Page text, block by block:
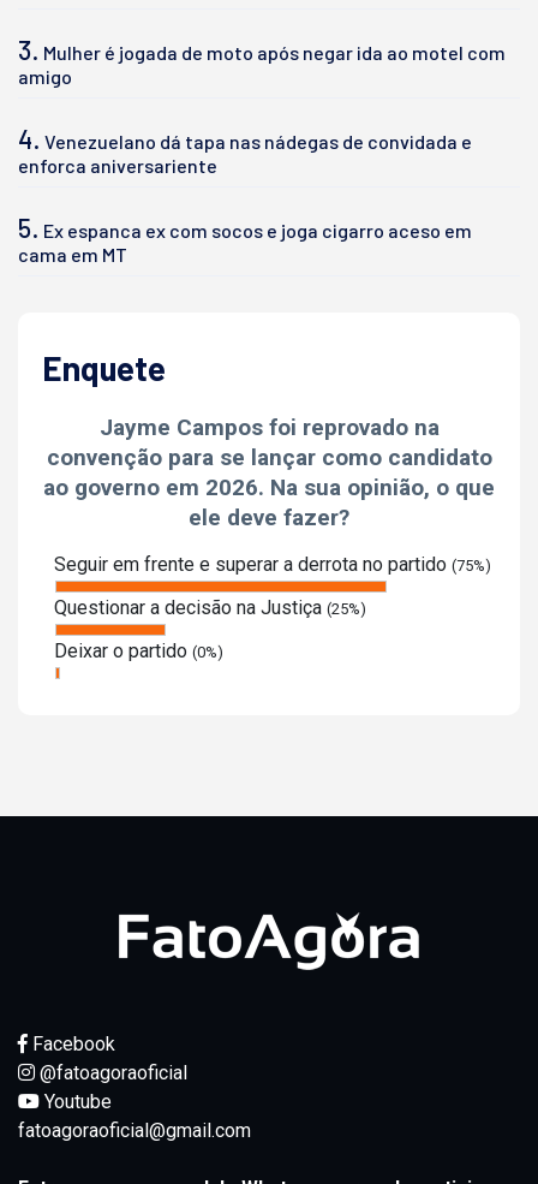
3. Mulher é jogada de moto após negar ida ao motel com
amigo
4. Venezuelano dá tapa nas nádegas de convidada e
enforca aniversariente
5. Ex espanca ex com socos e joga cigarro aceso em
cama em MT
Enquete
Jayme Campos foi reprovado na
convenção para se lançar como candidato
ao governo em 2026. Na sua opinião, o que
ele deve fazer?
Seguir em frente e superar a derrota no partido (75%)
Questionar a decisão na Justiça (25%)
Deixar o partido (0%)
Facebook
@fatoagoraoficial
Youtube
fatoagoraoficial@gmail.com